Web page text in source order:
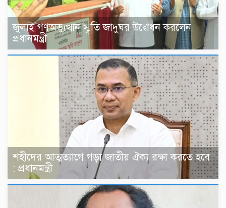
জুলাই গণঅভ্যুত্থান স্মৃতি জাদুঘর উদ্বোধন করলেন
প্রধানমন্ত্রী
শহীদের আত্মত্যাগে গড়া জাতীয় ঐক্য রক্ষা করতে হবে
: প্রধানমন্ত্রী